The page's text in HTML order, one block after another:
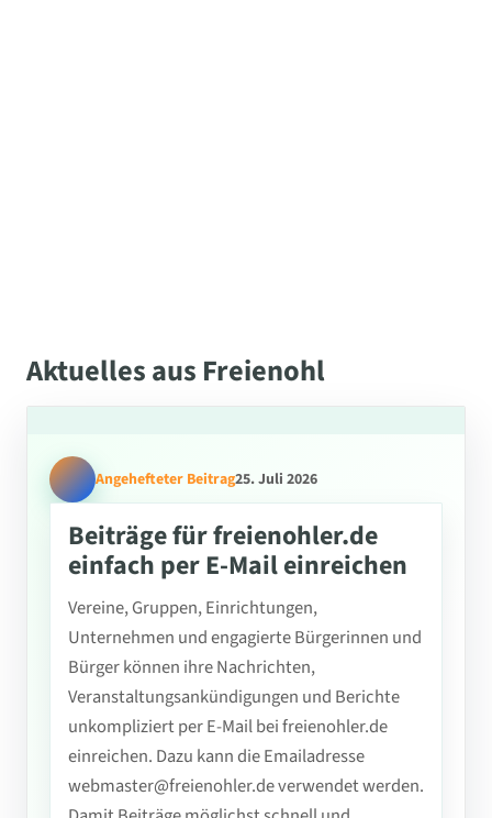
Aktuelles aus Freienohl
Angehefteter Beitrag25. Juli 2026
Beiträge für freienohler.de
einfach per E-Mail einreichen
Vereine, Gruppen, Einrichtungen,
Unternehmen und engagierte Bürgerinnen und
Bürger können ihre Nachrichten,
Veranstaltungsankündigungen und Berichte
unkompliziert per E-Mail bei freienohler.de
einreichen. Dazu kann die Emailadresse
webmaster@freienohler.de verwendet werden.